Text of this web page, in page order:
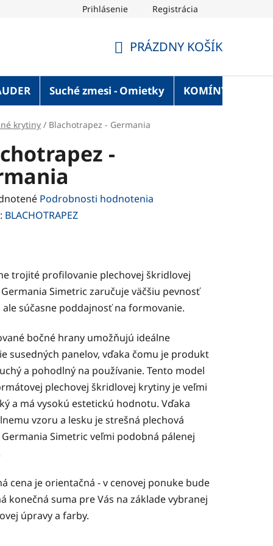
Strechaonline.sk - informácie z prvej ruky
Prihlásenie Registrácia
KOŠÍK
PRÁZDNY KOŠÍK
Suché zmesi - Omietky KOMÍNY
krytiny / Blachotrapez - Germania
-
Podrobnosti hodnotenia
BLACHOTRAPEZ
trojité profilovanie plechovej škridlovej
Simetric zaručuje väčšiu pevnosť
ale súčasne poddajnosť na formovanie.
bočné hrany umožňujú ideálne
susedných panelov, vďaka čomu je produkt
a pohodlný na používanie. Tento model
plechovej škridlovej krytiny je veľmi
a má vysokú estetickú hodnotu. Vďaka
vzoru a lesku je strešná plechová
Simetric veľmi podobná pálenej
cena je orientačná - v cenovej ponuke bude
konečná suma pre Vás na základe vybranej
úpravy a farby.